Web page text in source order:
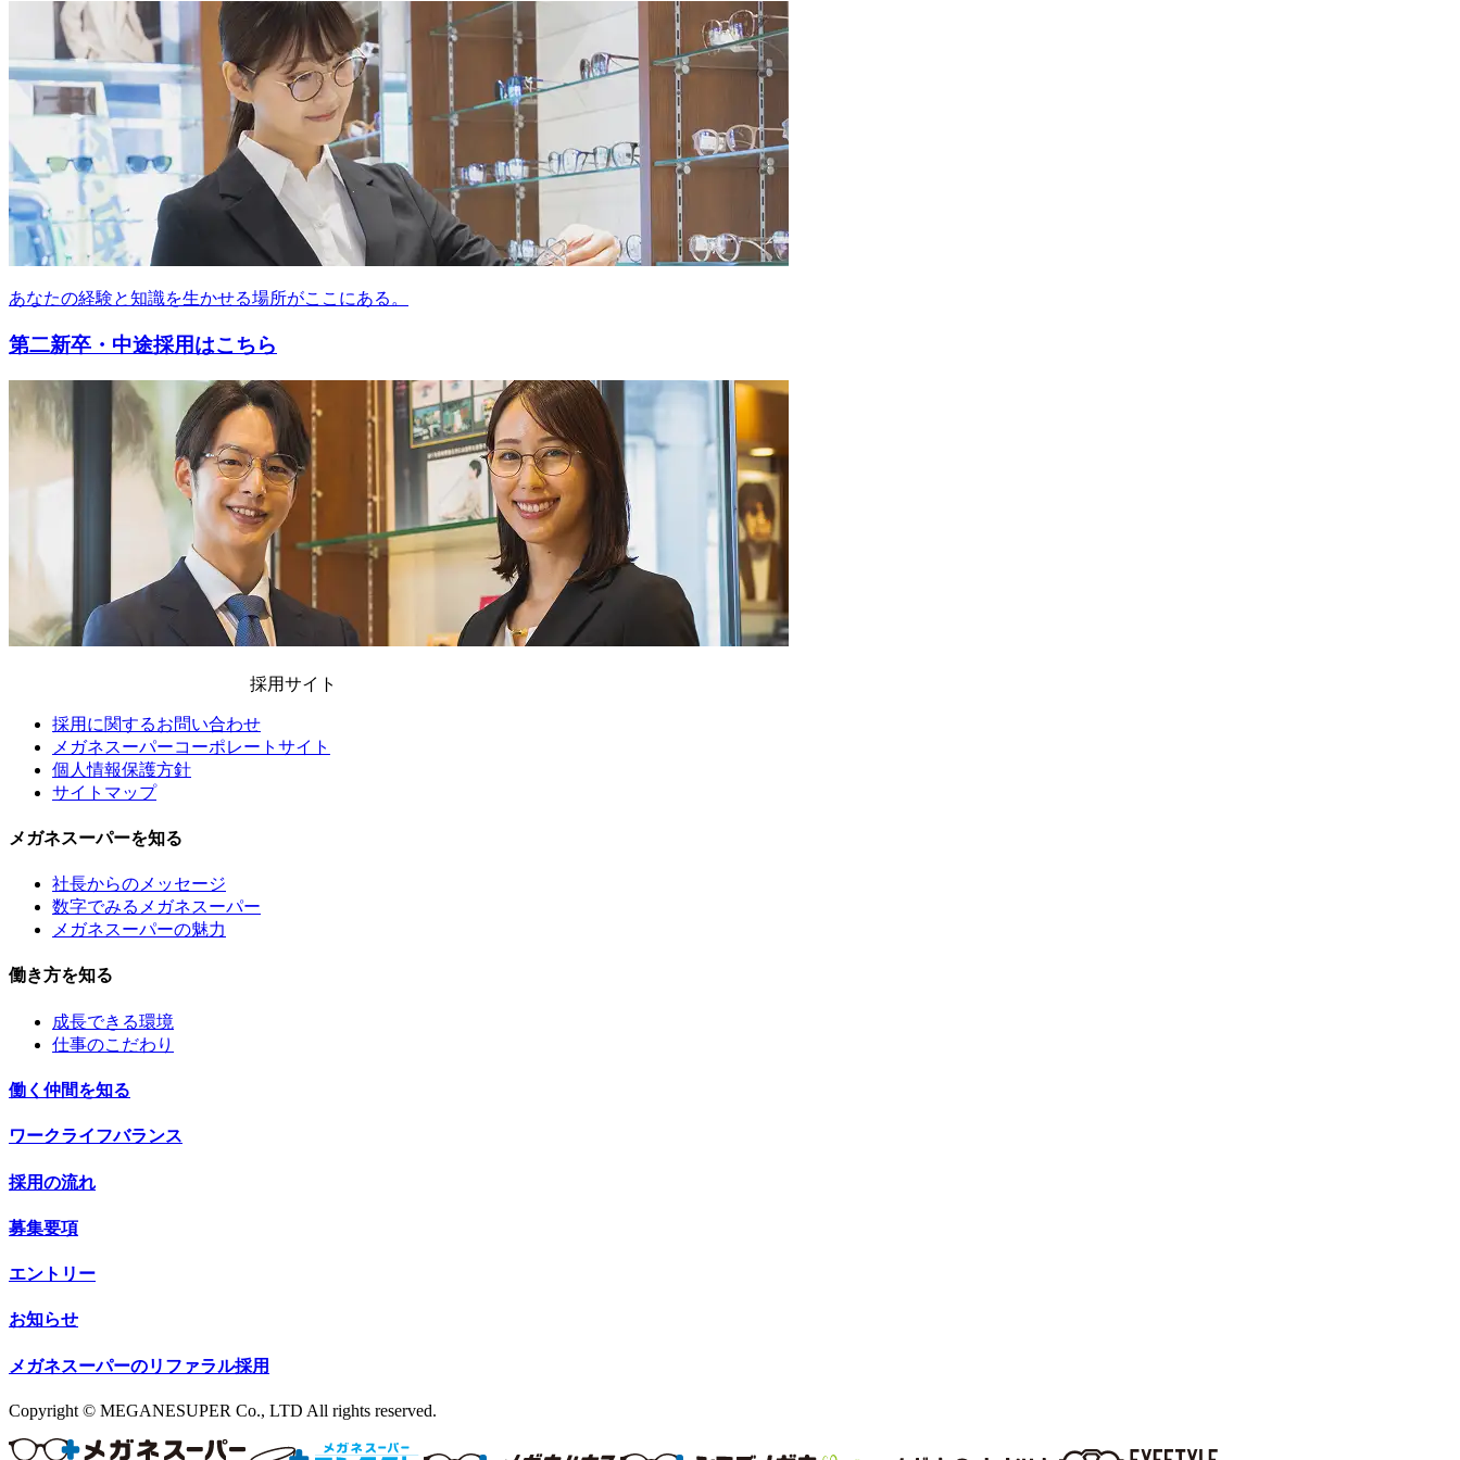
あなたの経験と知識を生かせる場所がここにある。
第二新卒・中途採用はこちら
採用サイト
採用に関するお問い合わせ
メガネスーパーコーポレートサイト
個人情報保護方針
サイトマップ
メガネスーパーを知る
社長からのメッセージ
数字でみるメガネスーパー
メガネスーパーの魅力
働き方を知る
成長できる環境
仕事のこだわり
働く仲間を知る
ワークライフバランス
採用の流れ
募集要項
エントリー
お知らせ
メガネスーパーのリファラル採用
Copyright © MEGANESUPER Co., LTD All rights reserved.